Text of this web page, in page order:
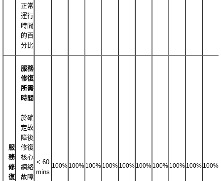
正常
運行
時間
的百
分比
服
務
修
復
服務
修復
所需
時間
於確
定故
障後
修復
核心
網絡
故障
< 60
mins
100% 100% 100% 100% 100% 100% 100% 100% 100% 100%